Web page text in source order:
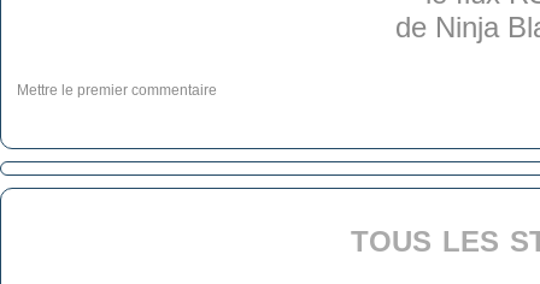
Mettre le premier commentaire
tous les